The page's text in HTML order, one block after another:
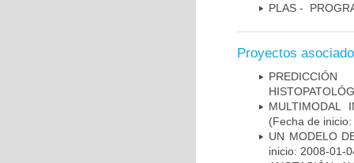
PLAS -
Proyectos
MULTIMODAL
(Fecha de
UN MODELO
inicio: 2008-01-